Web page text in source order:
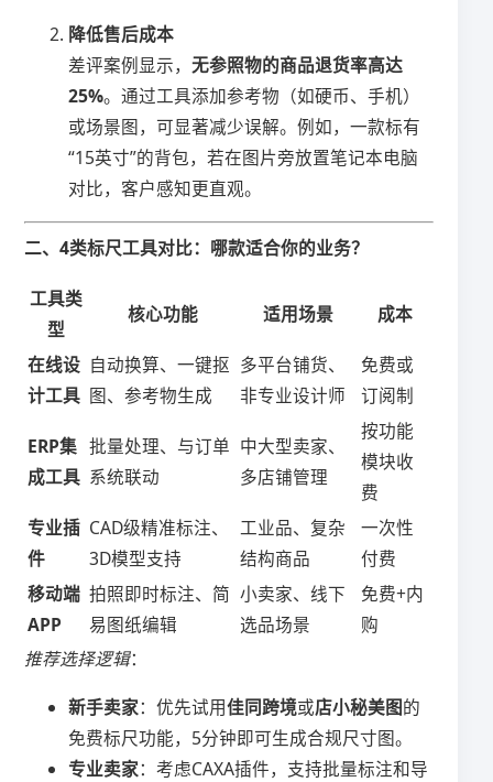
​降低售后成本​
差评案例显示，​​无参照物的商品退货率高达
25%​​。通过工具添加参考物（如硬币、手机）
或场景图，可显著减少误解。例如，一款标有
“15英寸”的背包，若在图片旁放置笔记本电脑
对比，客户感知更直观。
​二、4类标尺工具对比：哪款适合你的业务？​
​工具类
型​
​核心功能​ ​适用场景​ ​成本​
​在线设
计工具​
自动换算、一键抠
图、参考物生成
多平台铺货、
非专业设计师
免费或
订阅制
​ERP集
成工具​
批量处理、与订单
系统联动
中大型卖家、
多店铺管理
按功能
模块收
费
​专业插
件​
CAD级精准标注、
3D模型支持
工业品、复杂
结构商品
一次性
付费
​移动端
APP​
拍照即时标注、简
易图纸编辑
小卖家、线下
选品场景
免费+内
购
推荐选择逻辑：
​新手卖家​​：优先试用​​佳同跨境​​或​​店小秘美图​​的
免费标尺功能，5分钟即可生成合规尺寸图。
​专业卖家​​：考虑CAXA插件，支持批量标注和导